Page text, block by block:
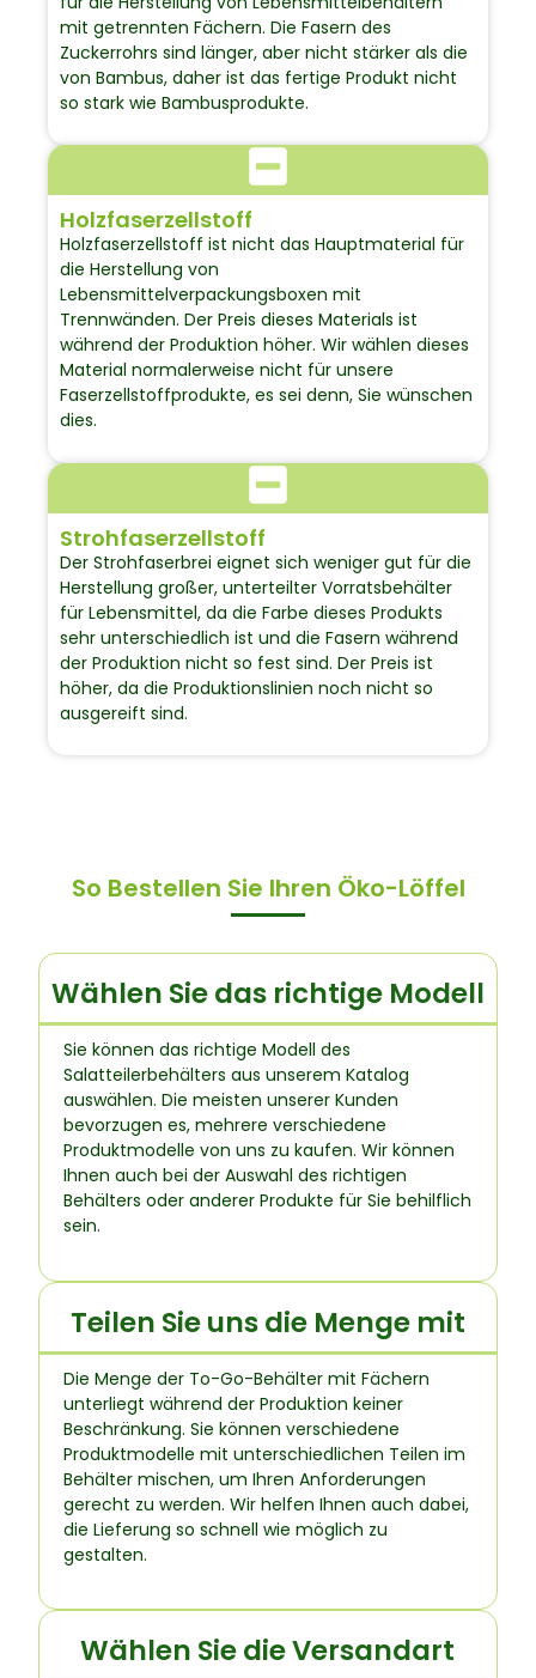
mit getrennten Fächern. Die Fasern des
Zuckerrohrs sind länger, aber nicht stärker als die
von Bambus, daher ist das fertige Produkt nicht
so stark wie Bambusprodukte.
Holzfaserzellstoff
Holzfaserzellstoff ist nicht das Hauptmaterial für
die Herstellung von
Lebensmittelverpackungsboxen mit
Trennwänden. Der Preis dieses Materials ist
während der Produktion höher. Wir wählen dieses
Material normalerweise nicht für unsere
Faserzellstoffprodukte, es sei denn, Sie wünschen
dies.
Strohfaserzellstoff
Der Strohfaserbrei eignet sich weniger gut für die
Herstellung großer, unterteilter Vorratsbehälter
für Lebensmittel, da die Farbe dieses Produkts
sehr unterschiedlich ist und die Fasern während
der Produktion nicht so fest sind. Der Preis ist
höher, da die Produktionslinien noch nicht so
ausgereift sind.
So Bestellen Sie Ihren Öko-Löffel
Wählen Sie das richtige Modell
Sie können das richtige Modell des
Salatteilerbehälters aus unserem Katalog
auswählen. Die meisten unserer Kunden
bevorzugen es, mehrere verschiedene
Produktmodelle von uns zu kaufen. Wir können
Ihnen auch bei der Auswahl des richtigen
Behälters oder anderer Produkte für Sie behilflich
sein.
Teilen Sie uns die Menge mit
Die Menge der To-Go-Behälter mit Fächern
unterliegt während der Produktion keiner
Beschränkung. Sie können verschiedene
Produktmodelle mit unterschiedlichen Teilen im
Behälter mischen, um Ihren Anforderungen
gerecht zu werden. Wir helfen Ihnen auch dabei,
die Lieferung so schnell wie möglich zu
gestalten.
Wählen Sie die Versandart